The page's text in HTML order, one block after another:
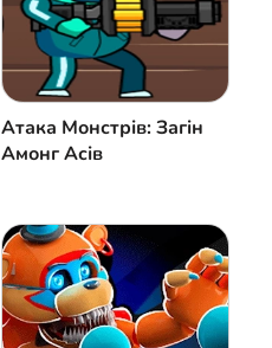
Атака Монстрів: Загін
Амонг Асів